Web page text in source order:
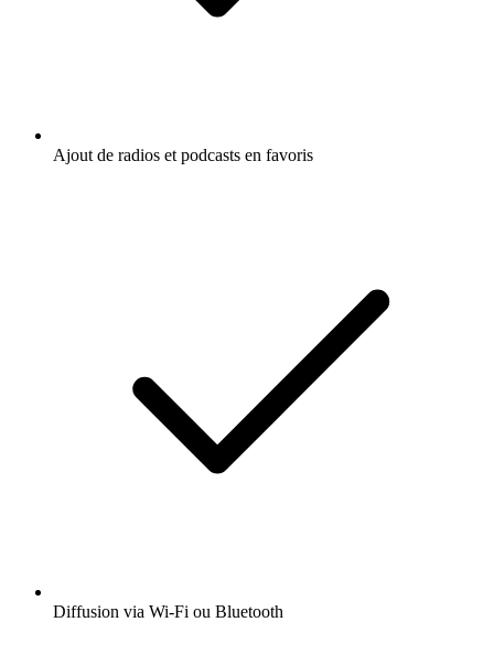
Ajout de radios et podcasts en favoris
Diffusion via Wi-Fi ou Bluetooth